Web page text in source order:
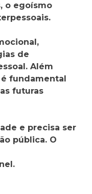
o egoísmo
de
Além
fundamental
futuras
e precisa ser
pública. O